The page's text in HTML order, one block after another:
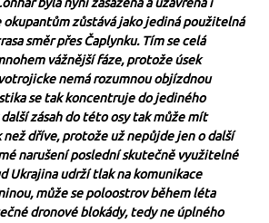
okupantům zůstává jako jediná použitelná
směr přes Čaplynku. Tím se celá
vážnější fáze, protože úsek
nemá rozumnou objízdnou
se tak koncentruje do jediného
zásah do této osy tak může mít
dříve, protože už nepůjde jen o další
narušení poslední skutečně využitelné
Ukrajina udrží tlak na komunikace
může se poloostrov během léta
dronové blokády, tedy ne úplného